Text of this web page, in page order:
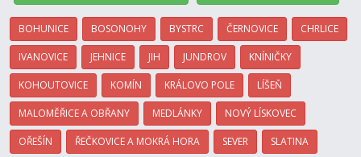
BOHUNICE BOSONOHY BYSTRC ČERNOVICE CHRLICE
IVANOVICE JEHNICE JIH JUNDROV KNÍNIČKY
KOHOUTOVICE KOMÍN KRÁLOVO POLE LÍŠEŇ
MALOMĚŘICE A OBŘANY MEDLÁNKY NOVÝ LÍSKOVEC
OŘEŠÍN ŘEČKOVICE A MOKRÁ HORA SEVER SLATINA